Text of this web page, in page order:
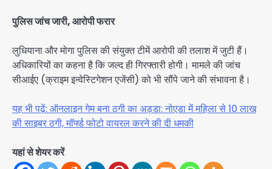
पुलिस जांच जारी, आरोपी फरार
लुधियाना और मोगा पुलिस की संयुक्त टीमें आरोपी की तलाश में जुटी हैं।
अधिकारियों का कहना है कि जल्द ही गिरफ्तारी होगी। मामले की जांच
सीआईए (क्राइम इन्वेस्टिगेशन एजेंसी) को भी सौंपे जाने की संभावना है।
यह भी पढ़ें: ऑनलाइन गेम बना ठगी का अड्डा: नोएडा में महिला से 10 लाख
की साइबर ठगी, मॉर्फ्ड फोटो वायरल करने की दी धमकी
यहां से शेयर करें